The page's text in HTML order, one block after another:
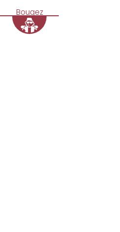
Bougez